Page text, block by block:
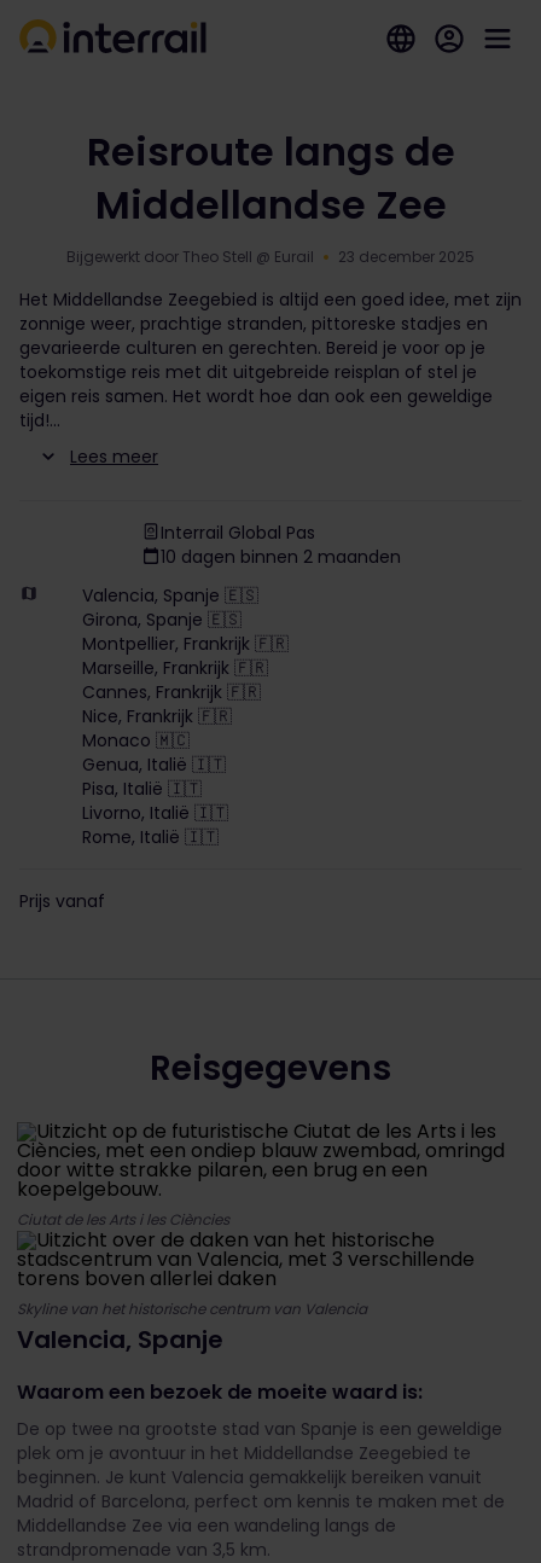
Reisroute langs de
Middellandse Zee
Bijgewerkt door Theo Stell @ Eurail 23 december 2025
Het Middellandse Zeegebied is altijd een goed idee, met zijn
zonnige weer, prachtige stranden, pittoreske stadjes en
gevarieerde culturen en gerechten. Bereid je voor op je
toekomstige reis met dit uitgebreide reisplan of stel je
eigen reis samen. Het wordt hoe dan ook een geweldige
tijd!
Lees meer
Interrail Global Pas
10 dagen binnen 2 maanden
Valencia, Spanje 🇪🇸
Girona, Spanje 🇪🇸
Montpellier, Frankrijk 🇫🇷
Marseille, Frankrijk 🇫🇷
Cannes, Frankrijk 🇫🇷
Nice, Frankrijk 🇫🇷
Monaco 🇲🇨
Genua, Italië 🇮🇹
Pisa, Italië 🇮🇹
Livorno, Italië 🇮🇹
Rome, Italië 🇮🇹
Prijs vanaf
Reisgegevens
Ciutat de les Arts i les Ciències
Skyline van het historische centrum van Valencia
Valencia, Spanje
Waarom een bezoek de moeite waard is:
De op twee na grootste stad van Spanje is een geweldige
plek om je avontuur in het Middellandse Zeegebied te
beginnen. Je kunt Valencia gemakkelijk bereiken vanuit
Madrid of Barcelona, perfect om kennis te maken met de
Middellandse Zee via een wandeling langs de
strandpromenade van 3,5 km.